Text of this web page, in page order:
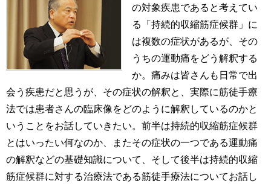
の対象疾患であると考えてい
る「持続的収縮筋症候群」に
は複数の症状があるが、その
うちの運動痛をどう解釈する
か。痛みは皆さんも日常で出
会う疾患だと思うが、その症状の解釈と、実際に筋徒手療
法では患者さんの臨床像をどのように解釈しているのかと
いうことをお話していきたい。前半は持続的収縮筋症候群
とはいったい何なのか、またその症状の一つである運動痛
の解釈などの基礎知識について、そして後半は持続的収縮
筋症候群に対する治療法である筋徒手療法についてお話し